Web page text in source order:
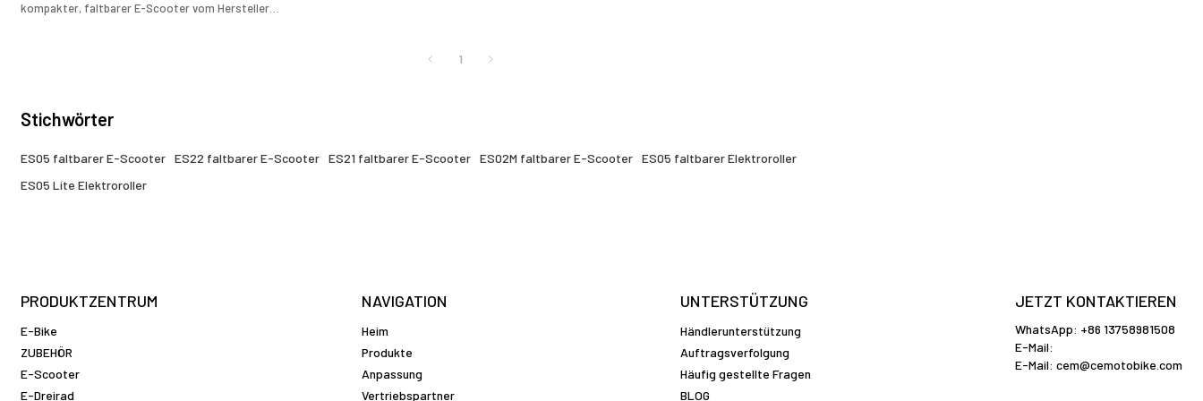
kompakter, faltbarer E-Scooter vom Hersteller
1
Stichwörter
ES05 faltbarer E-Scooter ES22 faltbarer E-Scooter ES21 faltbarer E-Scooter ES02M faltbarer E-Scooter
ES05 faltbarer Elektroroller
ES05 Lite Elektroroller
PRODUKTZENTRUM
E-Bike
ZUBEHÖR
E-Scooter
E-Dreirad
NAVIGATION
Heim
Produkte
Anpassung
Vertriebspartner
UNTERSTÜTZUNG
Händlerunterstützung
Auftragsverfolgung
Häufig gestellte Fragen
BLOG
JETZT KONTAKTIEREN
WhatsApp: +86 13758981508
E-Mail:
E-Mail: cem@cemotobike.com